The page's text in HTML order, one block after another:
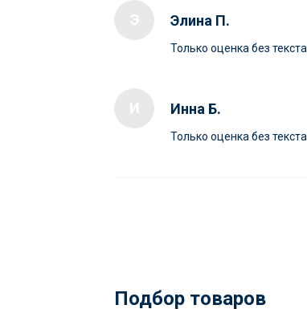
Элина П.
Только оценка без текста.
Инна Б.
Только оценка без текста.
Подбор товаров